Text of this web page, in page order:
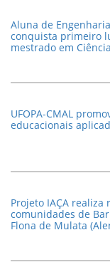
Colegiados dos
e Agronomia
Seleção de
09/2025 CMAL/
14 de Julho de 2025 às
Atividades
Aluna de
conquista primeiro
mestrado em
UFOPA-CMAL
educacionais
Projeto IAÇA
comunidades de
Flona de Mulata